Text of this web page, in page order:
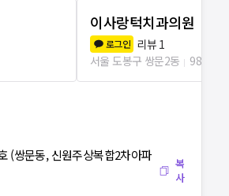
이사랑턱치과의원
로그인 리뷰 1
서울 도봉구 쌍문2동
98m
(쌍문동, 신원주상복합2차아파
복
사